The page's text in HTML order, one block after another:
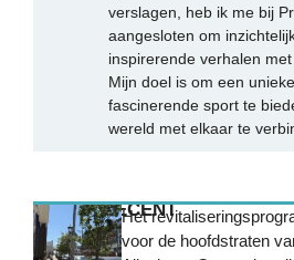
verslagen, heb ik me bij
aangesloten om
inspirerende verhalen
Mijn doel is om een
fascinerende sport te
wereld met elkaar te
MEEST RECENT
Het
voor de hoofdstraten